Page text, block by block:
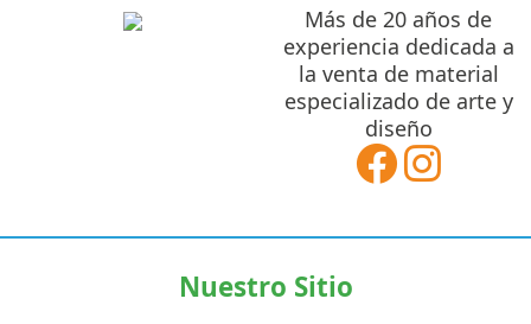
en
la
de
Más de 20 años de
experiencia dedicada a
la venta de material
especializado de arte y
diseño
Nuestro Sitio